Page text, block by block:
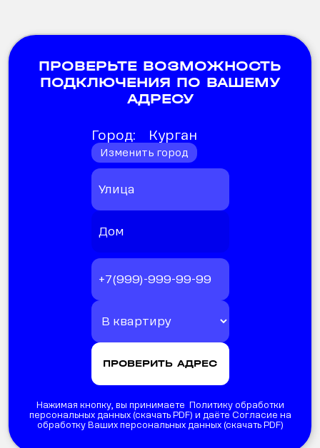
ПРОВЕРЬТЕ ВОЗМОЖНОСТЬ
ПОДКЛЮЧЕНИЯ ПО ВАШЕМУ
АДРЕСУ
Город: Курган
Изменить город
Нажимая кнопку, вы принимаете Политику обработки
персональных данных (скачать PDF) и даёте Согласие на
обработку Ваших персональных данных (скачать PDF)